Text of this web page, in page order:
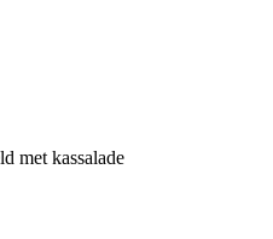
met kassalade